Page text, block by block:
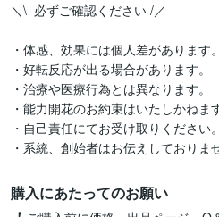
＼\  必ずご確認ください /／
・体感、効果には個人差があります。
・好転反応が出る場合があります。
・治療や医療行為とは異なります。
・能力開花のお約束はいたしかねま
・自己責任にてお受け取りください。
・系統、創始者はお伝えしておりま
購入にあたってのお願い